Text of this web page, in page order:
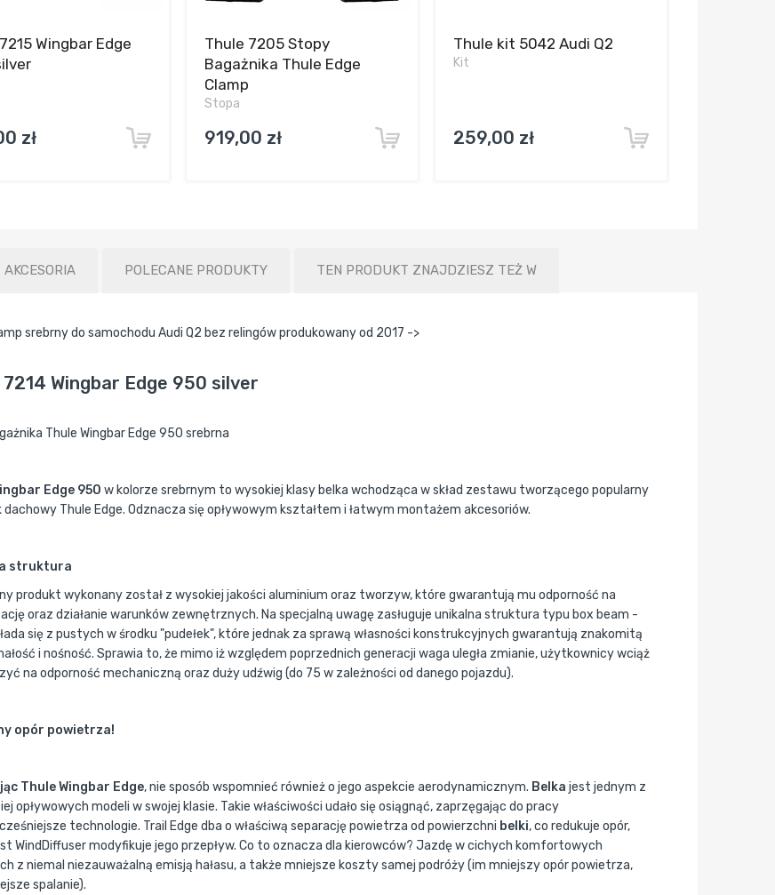
Wingbar Edge
zł
Thule 7205 Stopy
Bagażnika Thule Edge
Clamp
Stopa
919,00 zł
Thule kit 5042 Audi Q2
Kit
259,00 zł
AKCESORIA POLECANE PRODUKTY TEN PRODUKT ZNAJDZIESZ TEŻ W
srebrny do samochodu Audi Q2 bez relingów produkowany od 2017 ->
Wingbar Edge 950 silver
Thule Wingbar Edge 950 srebrna
Edge 950 w kolorze srebrnym to wysokiej klasy belka wchodząca w skład zestawu tworzącego popularny
dachowy Thule Edge. Odznacza się opływowym kształtem i łatwym montażem akcesoriów.
struktura
produkt wykonany został z wysokiej jakości aluminium oraz tworzyw, które gwarantują mu odporność na
oraz działanie warunków zewnętrznych. Na specjalną uwagę zasługuje unikalna struktura typu box beam -
się z pustych w środku "pudełek", które jednak za sprawą własności konstrukcyjnych gwarantują znakomitą
i nośność. Sprawia to, że mimo iż względem poprzednich generacji waga uległa zmianie, użytkownicy wciąż
na odporność mechaniczną oraz duży udźwig (do 75 w zależności od danego pojazdu).
opór powietrza!
Thule Wingbar Edge, nie sposób wspomnieć również o jego aspekcie aerodynamicznym. Belka jest jednym z
opływowych modeli w swojej klasie. Takie właściwości udało się osiągnąć, zaprzęgając do pracy
technologie. Trail Edge dba o właściwą separację powietrza od powierzchni belki, co redukuje opór,
WindDiffuser modyfikuje jego przepływ. Co to oznacza dla kierowców? Jazdę w cichych komfortowych
z niemal niezauważalną emisją hałasu, a także mniejsze koszty samej podróży (im mniejszy opór powietrza,
spalanie).